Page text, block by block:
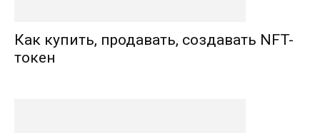
Как купить, продавать, создавать NFT-
токен